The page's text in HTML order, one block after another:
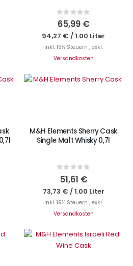
Rating:
0%
65,99 €
94,27 € /1.00 Liter
Inkl. 19% Steuern , exkl.
Versandkosten
M&H Elements Sherry Cask
Single Malt Whisky 0,7l
Rating:
0%
51,61 €
73,73 € /1.00 Liter
Inkl. 19% Steuern , exkl.
Versandkosten
IN DEN WARENKORB